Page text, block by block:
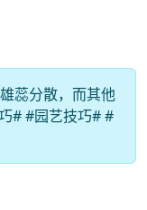
蕊分散，而其他
# #园艺技巧# #